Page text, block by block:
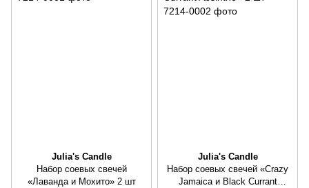
Julia's Candle
Набор соевых свечей
«Лаванда и Мохито» 2 шт
Julia's Candle
Набор соевых свечей «Crazy
Jamaica и Black Currant